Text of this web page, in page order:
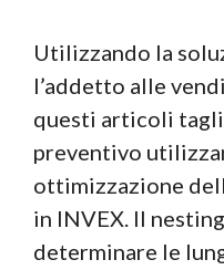
Utilizzando la
l’addetto alle
questi articoli
preventivo
ottimizzazione
in INVEX. Il
determinare le